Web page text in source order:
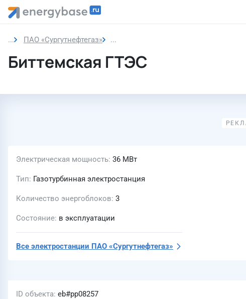
ПАО «Сургутнефтегаз» Биттемская ГТЭС
Биттемская ГТЭС
Электрическая мощность 36 МВт
Тип Газотурбинная электростанция
Количество энергоблоков 3
Состояние в эксплуатации
Все электростанции ПАО «Сургутнефтегаз»
ID объекта eb#pp08257